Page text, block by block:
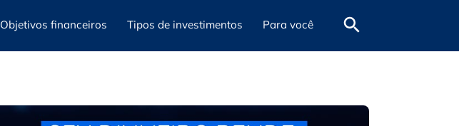
Objetivos financeiros Tipos de investimentos Para você